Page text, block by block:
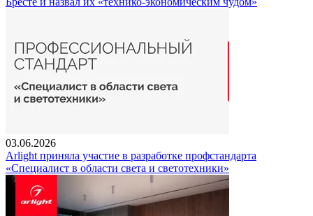
03.06.2026
Arlight приняла участие в разработке профстандарта
«Специалист в области света и светотехники»